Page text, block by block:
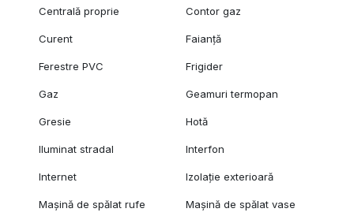
Centrală proprie Contor gaz
Curent Faianță
Ferestre PVC Frigider
Gaz Geamuri termopan
Gresie Hotă
Iluminat stradal Interfon
Internet Izolație exterioară
Mașină de spălat rufe Mașină de spălat vase